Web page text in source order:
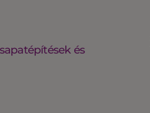
és